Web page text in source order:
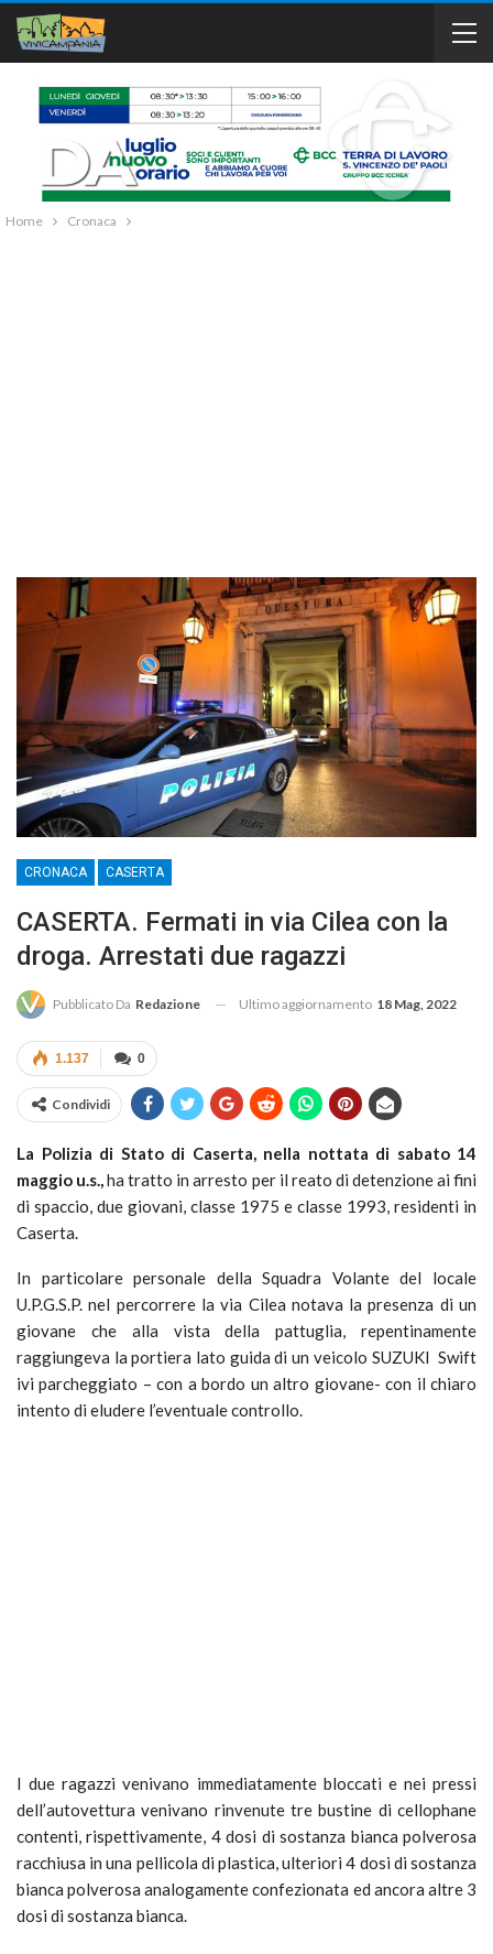
Home Cronaca
CRONACA CASERTA
CASERTA. Fermati in via Cilea con la
droga. Arrestati due ragazzi
Pubblicato Da Redazione Ultimo aggiornamento 18 Mag, 2022
0
1.137
Condividi
La Polizia di Stato di Caserta, nella nottata di sabato 14
maggio u.s.,ha tratto in arresto per il reato di detenzione ai fini
di spaccio, due giovani, classe 1975 e classe 1993, residenti in
Caserta.
In particolare personale della Squadra Volante del locale
U.P.G.S.P. nel percorrere la via Cilea notava la presenza di un
giovane che alla vista della pattuglia, repentinamente
raggiungeva la portiera lato guida di un veicolo SUZUKI Swift
ivi parcheggiato – con a bordo un altro giovane- con il chiaro
intento di eludere l’eventuale controllo.
I due ragazzi venivano immediatamente bloccati e nei pressi
dell’autovettura venivano rinvenute tre bustine di cellophane
contenti, rispettivamente, 4 dosi di sostanza bianca polverosa
racchiusa in una pellicola di plastica, ulteriori 4 dosi di sostanza
bianca polverosa analogamente confezionata ed ancora altre 3
dosi di sostanza bianca.